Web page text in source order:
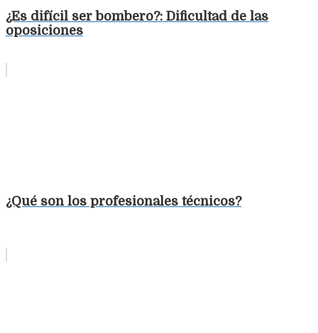
¿Es difícil ser bombero?: Dificultad de las
oposiciones
¿Qué son los profesionales técnicos?